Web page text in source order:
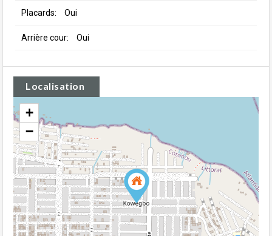
Placards: Oui
Arrière cour: Oui
Localisation
+
−